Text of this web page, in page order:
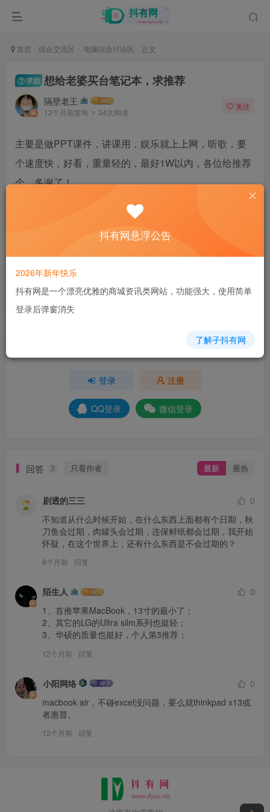
首页 综合交流区 电脑综合讨论区 正文
求助 想给老婆买台笔记本，求推荐
隔壁老王
12个月前发布 34次阅读
关注
主要是做PPT课件，讲课用，娱乐就上上网，听歌，要
个速度快，好看，重量轻的，最好1W以内，各位给推荐
个，多谢了！
44
+6 +7
登录 注册
QQ登录 微信登录
回答 3 只看作者 最新 最热
剧透的三三
0
不知道从什么时候开始，在什么东西上面都有个日期，秋
刀鱼会过期，肉罐头会过期，连保鲜纸都会过期，我开始
怀疑，在这个世界上，还有什么东西是不会过期的？
8个月前 回复
陌生人
0
1、首推苹果MacBook，13寸的最小了；
2、其它的LG的Ultra silm系列也挺轻；
3、华硕的质量也挺好，个人第3推荐；
12个月前 回复
小阳网络
0
macbook air，不碰excel没问题，要么就thinkpad x13或
者惠普。
12个月前 回复
抖有网悬浮公告
2026年新年快乐
抖有网是一个漂亮优雅的商城资讯类网站，功能强大，使用简单
登录后弹窗消失
了解子抖有网